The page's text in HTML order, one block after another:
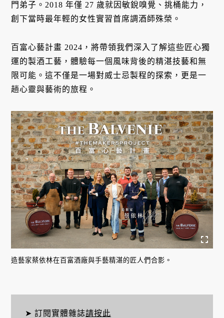
門弟子。2018 年僅 27 歲就因敏銳嗅覺、挑桶能力，
創下當時最年輕的女性實習首席調酒師殊榮。
百富心藝計畫 2024，將帶領我們深入了解這些匠心獨
運的製酒工藝，體驗每一個風味背後的精湛技藝和無
限可能。這不僅是一場對威士忌製程的探索，更是一
趟心靈與藝術的旅程。
造藝家蔡依林在百富酒廠與手藝精湛的匠人們合影。
➤ 訂閱實體雜誌請按此